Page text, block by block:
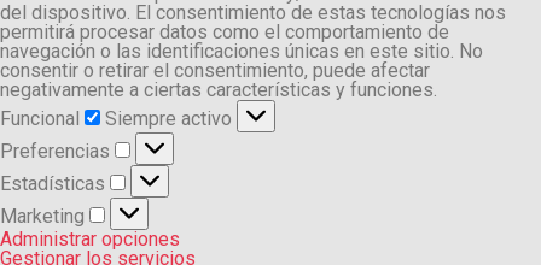
del dispositivo. El consentimiento de estas tecnologías nos
permitirá procesar datos como el comportamiento de
navegación o las identificaciones únicas en este sitio. No
consentir o retirar el consentimiento, puede afectar
negativamente a ciertas características y funciones.
Funcional
Funcional
Siempre activo
Preferencias
Preferencias
Estadísticas
Estadísticas
Marketing
Marketing
Administrar opciones
Gestionar los servicios